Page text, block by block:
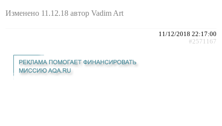
Изменено 11.12.18 автор Vadim Art
11/12/2018 22:17:00
#2571167